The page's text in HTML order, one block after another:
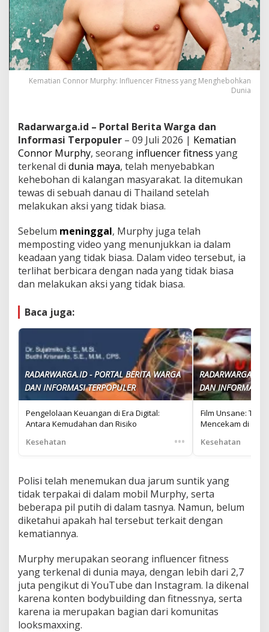
Kematian Connor Murphy: Influencer Fitness yang Menghebohkan
Dunia
Radarwarga.id – Portal Berita Warga dan
Informasi Terpopuler – 09 Juli 2026 | Kematian
Connor Murphy, seorang influencer fitness yang
terkenal di dunia maya, telah menyebabkan
kehebohan di kalangan masyarakat. Ia ditemukan
tewas di sebuah danau di Thailand setelah
melakukan aksi yang tidak biasa.
Sebelum meninggal, Murphy juga telah
memposting video yang menunjukkan ia dalam
keadaan yang tidak biasa. Dalam video tersebut, ia
terlihat berbicara dengan nada yang tidak biasa
dan melakukan aksi yang tidak biasa.
Baca juga:
RADARWARGA.ID - PORTAL BERITA WARGA
DAN INFORMASI TERPOPULER
Pengelolaan Keuangan di Era Digital:
Antara Kemudahan dan Risiko
Kesehatan
•••
RADARWARGA.ID
DAN INFORMASI
Film Unsane:
Mencekam di
Kesehatan
Polisi telah menemukan dua jarum suntik yang
tidak terpakai di dalam mobil Murphy, serta
beberapa pil putih di dalam tasnya. Namun, belum
diketahui apakah hal tersebut terkait dengan
kematiannya.
Murphy merupakan seorang influencer fitness
yang terkenal di dunia maya, dengan lebih dari 2,7
juta pengikut di YouTube dan Instagram. Ia dikenal
karena konten bodybuilding dan fitnessnya, serta
karena ia merupakan bagian dari komunitas
looksmaxxing.